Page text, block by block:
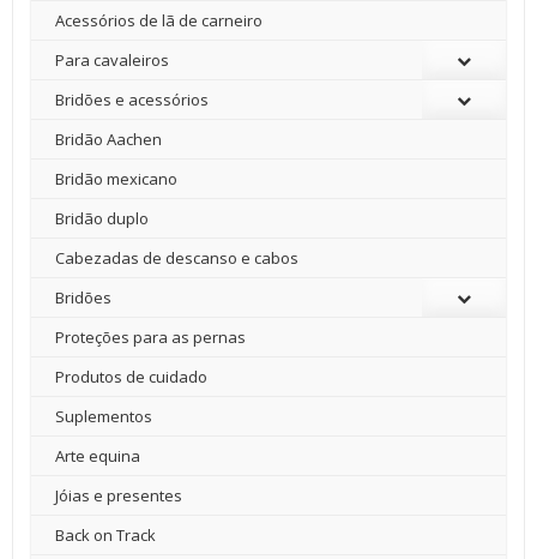
Acessórios de lã de carneiro
Para cavaleiros
Bridões e acessórios
Bridão Aachen
Bridão mexicano
Bridão duplo
Cabezadas de descanso e cabos
Bridões
Proteções para as pernas
Produtos de cuidado
Suplementos
Arte equina
Jóias e presentes
Back on Track